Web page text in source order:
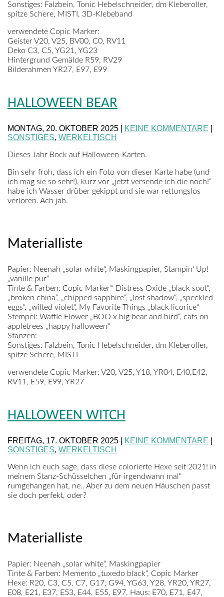
Sonstiges: Falzbein, Tonic Hebelschneider, dm Kleberoller,
spitze Schere, MISTI, 3D-Klebeband
verwendete Copic Marker:
GeisterV20, V25, BV00, C0, RV11
Deko C3, C5, YG21, YG23
Hintergrund Gemälde R59, RV29
Bilderahmen YR27, E97, E99
HALLOWEEN BEAR
MONTAG, 20. OKTOBER 2025 | KEINE KOMMENTARE
SONSTIGES, WERKELTISCH
Dieses Jahr Bock auf Halloween-Karten.
Bin sehr froh, dass ich ein Foto von dieser Karte habe (und
ich mag sie so sehr!), kurz vor „jetzt versende ich die noch!“
habe ich Wasser drüber gekippt und sie war rettungslos
verloren. Ach jah.
Materialliste
Papier: Neenah „solar white“, Maskingpapier, Stampin‘ Up!
„vanille pur“
Tinte & Farben: Copic Marker* Distress Oxide „black soot“,
„broken china“, „chipped sapphire“, „lost shadow“, „speckled
eggs“, „wilted violet“, My Favorite Things „black licorice“
Stempel: Waffle Flower „BOO x big bear and bird“, cats on
appletrees „happy halloween“
Stanzen: –
Sonstiges: Falzbein, Tonic Hebelschneider, dm Kleberoller,
spitze Schere, MISTI
verwendete Copic Marker: V20, V25, Y18, YR04, E40,E42,
RV11, E59, E99, YR27
HALLOWEEN WITCH
FREITAG, 17. OKTOBER 2025 | KEINE KOMMENTARE
SONSTIGES, WERKELTISCH
Wenn ich euch sage, dass diese colorierte Hexe seit 2021! in
meinem Stanz-Schüsselchen „für irgendwann mal“
rumgehangen hat, ne.. Aber zu dem neuen Häuschen passt
sie doch perfekt, oder?
Materialliste
Papier: Neenah „solar white“, Maskingpapier
Tinte & Farben: Memento „tuxedo black“, Copic Marker
Hexe: R20, C3, C5, C7, G17, G94, YG63, Y28, YR20, YR27,
E08, E21, E37, E53, E44, E55, E97, Haus: E70, E71, E47,